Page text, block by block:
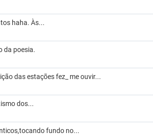
haha. Às...
da poesia.
das estações fez_ me ouvir...
dos...
fundo no...